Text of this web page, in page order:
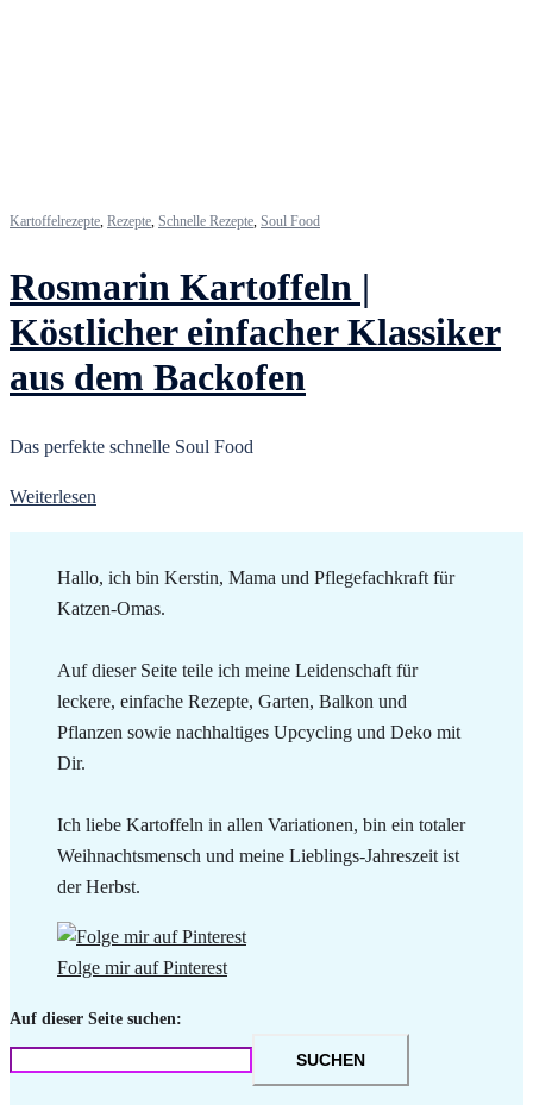
Kartoffelrezepte, Rezepte, Schnelle Rezepte, Soul Food
Rosmarin Kartoffeln |
Köstlicher einfacher Klassiker
aus dem Backofen
Das perfekte schnelle Soul Food
Weiterlesen
Hallo, ich bin Kerstin, Mama und Pflegefachkraft für
Katzen-Omas.
Auf dieser Seite teile ich meine Leidenschaft für
leckere, einfache Rezepte, Garten, Balkon und
Pflanzen sowie nachhaltiges Upcycling und Deko mit
Dir.
Ich liebe Kartoffeln in allen Variationen, bin ein totaler
Weihnachtsmensch und meine Lieblings-Jahreszeit ist
der Herbst.
Folge mir auf Pinterest
Auf dieser Seite suchen:
SUCHEN